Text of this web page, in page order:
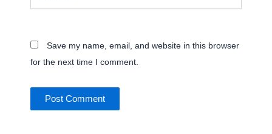
Save my name, email, and website in this browser
for the next time I comment.